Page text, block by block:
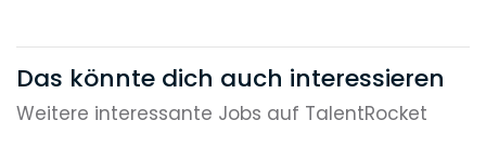
Das könnte dich auch interessieren
Weitere interessante Jobs auf TalentRocket